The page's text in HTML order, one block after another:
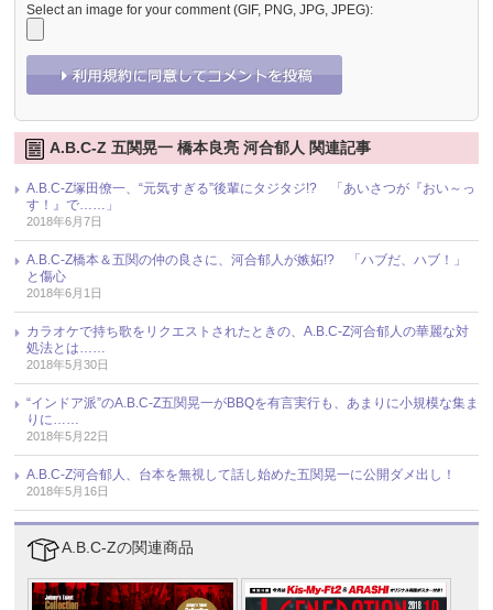
Select an image for your comment (GIF, PNG, JPG, JPEG):
A.B.C-Z 五関晃一 橋本良亮 河合郁人 関連記事
A.B.C-Z塚田僚一、“元気すぎる”後輩にタジタジ!? 「あいさつが『おい～っ
す！』で……」
2018年6月7日
A.B.C-Z橋本＆五関の仲の良さに、河合郁人が嫉妬!? 「ハブだ、ハブ！」
と傷心
2018年6月1日
カラオケで持ち歌をリクエストされたときの、A.B.C-Z河合郁人の華麗な対
処法とは……
2018年5月30日
“インドア派”のA.B.C-Z五関晃一がBBQを有言実行も、あまりに小規模な集ま
りに……
2018年5月22日
A.B.C-Z河合郁人、台本を無視して話し始めた五関晃一に公開ダメ出し！
2018年5月16日
A.B.C-Zの関連商品